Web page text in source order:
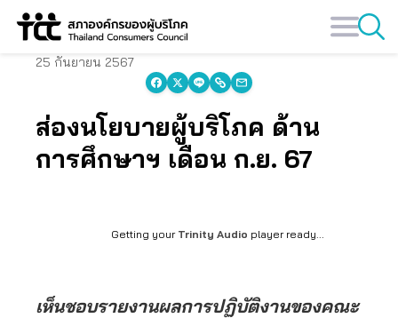
Skip
25 กันยายน 2567
ส่องนโยบายผู้บริโภค ด้าน
การศึกษาฯ เดือน ก.ย. 67
Getting your Trinity Audio player ready...
เห็นชอบรายงานผลการปฏิบัติงานของคณะ